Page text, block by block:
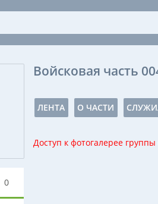
0
Войсковая часть
ЛЕНТА О ЧАСТИ
Доступ к фотогалерее